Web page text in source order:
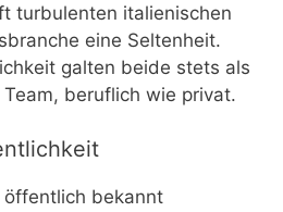
turbulenten italienischen
eine Seltenheit.
galten beide stets als
beruflich wie privat.
öffentlich bekannt